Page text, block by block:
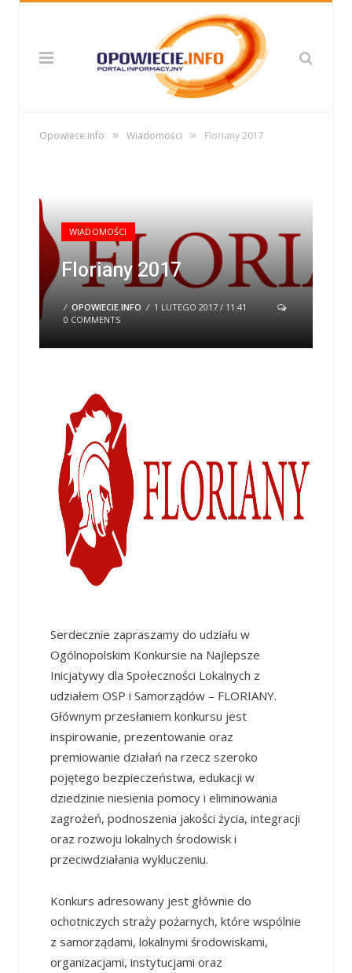
Opowiece.info » Wiadomości » Floriany 2017
WIADOMOŚCI
Floriany 2017
/ OPOWIECIE.INFO / 1 LUTEGO 2017 / 11:41
0 COMMENTS
Serdecznie zapraszamy do udziału w
Ogólnopolskim Konkursie na Najlepsze
Inicjatywy dla Społeczności Lokalnych z
udziałem OSP i Samorządów – FLORIANY.
Głównym przesłaniem konkursu jest
inspirowanie, prezentowanie oraz
premiowanie działań na rzecz szeroko
pojętego bezpieczeństwa, edukacji w
dziedzinie niesienia pomocy i eliminowania
zagrożeń, podnoszenia jakości życia, integracji
oraz rozwoju lokalnych środowisk i
przeciwdziałania wykluczeniu.
Konkurs adresowany jest głównie do
ochotniczych straży pożarnych, które wspólnie
z samorządami, lokalnymi środowiskami,
organizacjami, instytucjami oraz